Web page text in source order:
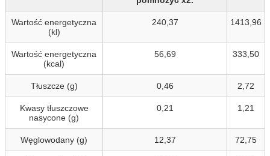
Wartość energetyczna
(kl)
240,37 1413,96
Wartość energetyczna
(kcal)
56,69 333,50
Tłuszcze (g) 0,46 2,72
Kwasy tłuszczowe
nasycone (g)
0,21 1,21
Węglowodany (g) 12,37 72,75